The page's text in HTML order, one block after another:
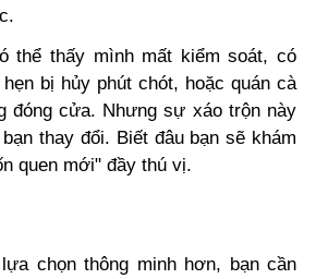
thể thấy mình mất kiểm soát, có
bị hủy phút chót, hoặc quán cà
đóng cửa. Nhưng sự xáo trộn này
thay đổi. Biết đâu bạn sẽ khám
quen mới" đầy thú vị.
chọn thông minh hơn, bạn cần